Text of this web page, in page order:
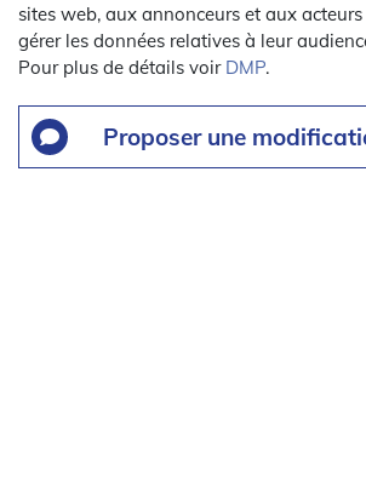
sites web, aux annonceurs et aux
gérer les données relatives à leur
Pour plus de détails voir DMP.
Proposer une